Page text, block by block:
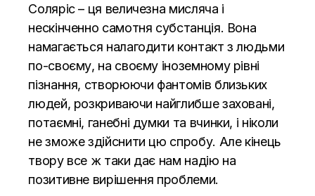
Соляріс – ця величезна мисляча і
нескінченно самотня субстанція. Вона
намагається налагодити контакт з людьми
по-своєму, на своєму іноземному рівні
пізнання, створюючи фантомів близьких
людей, розкриваючи найглибше заховані,
потаємні, ганебні думки та вчинки, і ніколи
не зможе здійснити цю спробу. Але кінець
твору все ж таки дає нам надію на
позитивне вирішення проблеми.